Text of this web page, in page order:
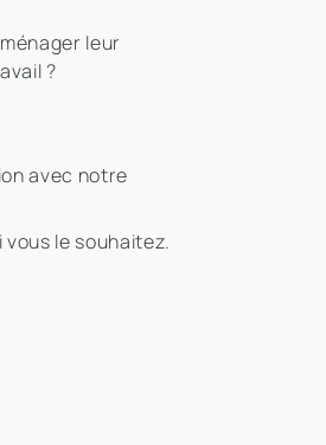
leur
?
avec notre
le souhaitez.